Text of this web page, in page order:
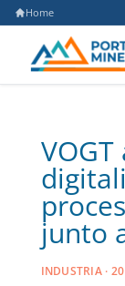
Home
junto
INDUSTRIA ·